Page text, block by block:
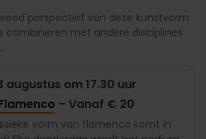
perspectief van deze kunstvorm
combineren met andere disciplines
augustus om 17.30 uur
– Vanaf € 20
vorm van flamenco komt in